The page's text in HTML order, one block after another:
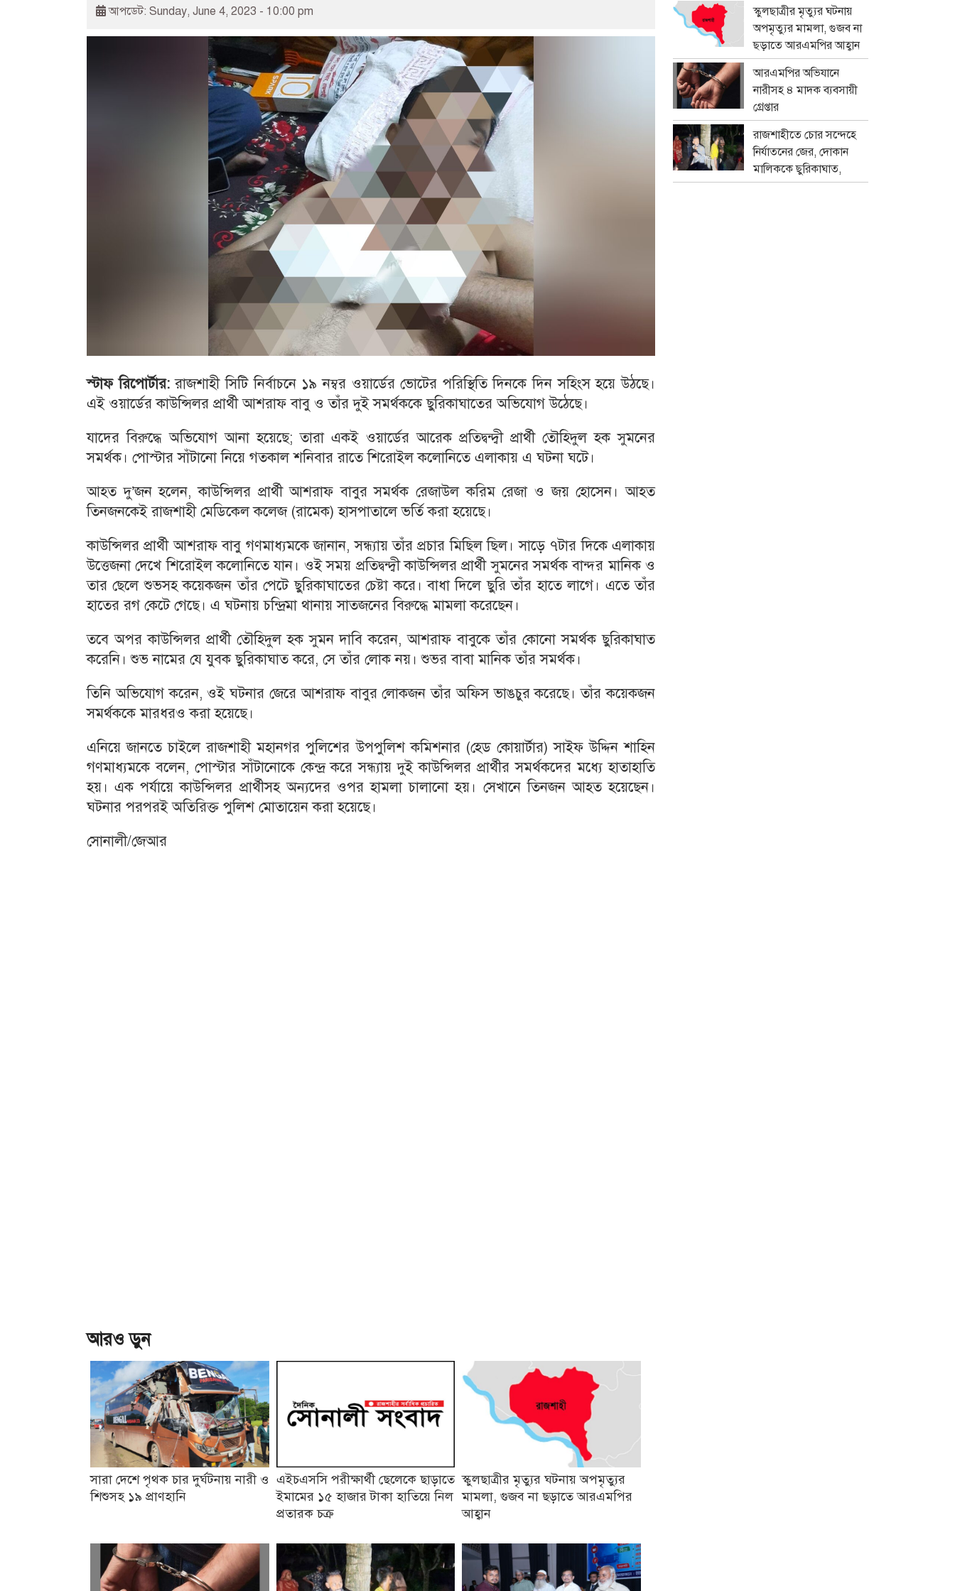
আপডেট: Sunday, June 4, 2023 - 10:00 pm
স্টাফ রিপোর্টার:রাজশাহী সিটি নির্বাচনে ১৯ নম্বর ওয়ার্ডের ভোটের পরিস্থিতি দিনকে দিন সহিংস হয়ে উঠছে।
এই ওয়ার্ডের কাউন্সিলর প্রার্থী আশরাফ বাবু ও তাঁর দুই সমর্থককে ছুরিকাঘাতের অভিযোগ উঠেছে।
যাদের বিরুদ্ধে অভিযোগ আনা হয়েছে; তারা একই ওয়ার্ডের আরেক প্রতিদ্বন্দ্বী প্রার্থী তৌহিদুল হক সুমনের
সমর্থক। পোস্টার সাঁটানো নিয়ে গতকাল শনিবার রাতে শিরোইল কলোনিতে এলাকায় এ ঘটনা ঘটে।
আহত দু’জন হলেন, কাউন্সিলর প্রার্থী আশরাফ বাবুর সমর্থক রেজাউল করিম রেজা ও জয় হোসেন। আহত
তিনজনকেই রাজশাহী মেডিকেল কলেজ (রামেক) হাসপাতালে ভর্তি করা হয়েছে।
কাউন্সিলর প্রার্থী আশরাফ বাবু গণমাধ্যমকে জানান, সন্ধ্যায় তাঁর প্রচার মিছিল ছিল। সাড়ে ৭টার দিকে এলাকায়
উত্তেজনা দেখে শিরোইল কলোনিতে যান। ওই সময় প্রতিদ্বন্দ্বী কাউন্সিলর প্রার্থী সুমনের সমর্থক বান্দর মানিক ও
তার ছেলে শুভসহ কয়েকজন তাঁর পেটে ছুরিকাঘাতের চেষ্টা করে। বাধা দিলে ছুরি তাঁর হাতে লাগে। এতে তাঁর
হাতের রগ কেটে গেছে। এ ঘটনায় চন্দ্রিমা থানায় সাতজনের বিরুদ্ধে মামলা করেছেন।
তবে অপর কাউন্সিলর প্রার্থী তৌহিদুল হক সুমন দাবি করেন, আশরাফ বাবুকে তাঁর কোনো সমর্থক ছুরিকাঘাত
করেনি। শুভ নামের যে যুবক ছুরিকাঘাত করে, সে তাঁর লোক নয়। শুভর বাবা মানিক তাঁর সমর্থক।
তিনি অভিযোগ করেন, ওই ঘটনার জেরে আশরাফ বাবুর লোকজন তাঁর অফিস ভাঙচুর করেছে। তাঁর কয়েকজন
সমর্থককে মারধরও করা হয়েছে।
এনিয়ে জানতে চাইলে রাজশাহী মহানগর পুলিশের উপপুলিশ কমিশনার (হেড কোয়ার্টার) সাইফ উদ্দিন শাহিন
গণমাধ্যমকে বলেন, পোস্টার সাঁটানোকে কেন্দ্র করে সন্ধ্যায় দুই কাউন্সিলর প্রার্থীর সমর্থকদের মধ্যে হাতাহাতি
হয়। এক পর্যায়ে কাউন্সিলর প্রার্থীসহ অন্যদের ওপর হামলা চালানো হয়। সেখানে তিনজন আহত হয়েছেন।
ঘটনার পরপরই অতিরিক্ত পুলিশ মোতায়েন করা হয়েছে।
সোনালী/জেআর
আরও ড়ুন
সারা দেশে পৃথক চার দুর্ঘটনায় নারী ও
শিশুসহ ১৯ প্রাণহানি
এইচএসসি পরীক্ষার্থী ছেলেকে ছাড়াতে
ইমামের ১৫ হাজার টাকা হাতিয়ে নিল
প্রতারক চক্র
স্কুলছাত্রীর মৃত্যুর ঘটনায় অপমৃত্যুর
মামলা, গুজব না ছড়াতে আরএমপির
আহ্বান
স্কুলছাত্রীর মৃত্যুর ঘটনায়
অপমৃত্যুর মামলা, গুজব না
ছড়াতে আরএমপির আহ্বান
আরএমপির অভিযানে
নারীসহ ৪ মাদক ব্যবসায়ী
গ্রেপ্তার
রাজশাহীতে চোর সন্দেহে
নির্যাতনের জের, দোকান
মালিককে ছুরিকাঘাত,
মামলা